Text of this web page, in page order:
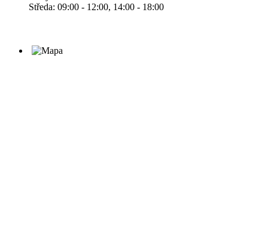
Středa: 09:00 - 12:00, 14:00 - 18:00